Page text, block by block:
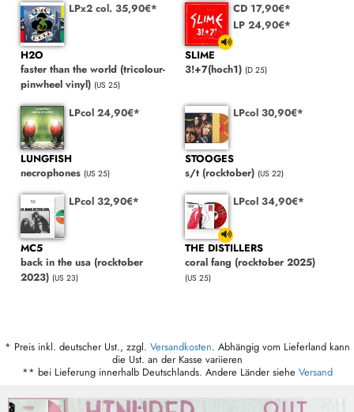
LPx2 col. 35,90€*
H2O
faster than the world (tricolour-
pinwheel vinyl) (US 25)
CD 17,90€*
LP 24,90€*
SLIME
3!+7(hoch1) (D 25)
LPcol 24,90€*
LUNGFISH
necrophones (US 25)
LPcol 30,90€*
STOOGES
s/t (rocktober) (US 22)
LPcol 32,90€*
MC5
back in the usa (rocktober
2023) (US 23)
LPcol 34,90€*
THE DISTILLERS
coral fang (rocktober 2025)
(US 25)
* Preis inkl. deutscher Ust., zzgl. Versandkosten. Abhängig vom Lieferland kann
die Ust. an der Kasse variieren
** bei Lieferung innerhalb Deutschlands. Andere Länder siehe Versand